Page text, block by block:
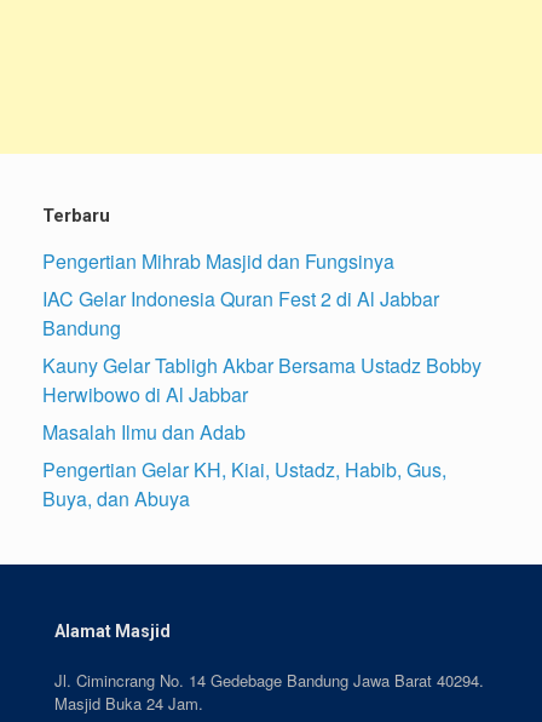
Terbaru
Pengertian Mihrab Masjid dan Fungsinya
IAC Gelar Indonesia Quran Fest 2 di Al Jabbar
Bandung
Kauny Gelar Tabligh Akbar Bersama Ustadz Bobby
Herwibowo di Al Jabbar
Masalah Ilmu dan Adab
Pengertian Gelar KH, Kiai, Ustadz, Habib, Gus,
Buya, dan Abuya
Alamat Masjid
Jl. Cimincrang No. 14 Gedebage Bandung Jawa Barat 40294.
Masjid Buka 24 Jam.